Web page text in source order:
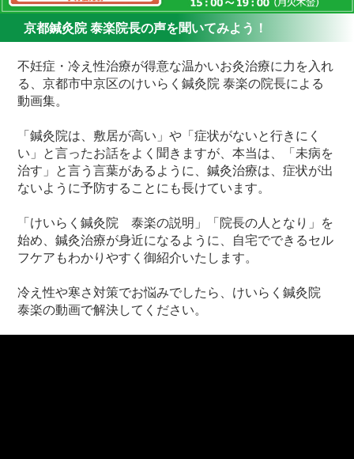
京都鍼灸院 泰楽院長の声を聞いてみよう！
不妊症・冷え性治療が得意な温かいお灸治療に力を入れ
る、京都市中京区のけいらく鍼灸院 泰楽の院長による
動画集。
「鍼灸院は、敷居が高い」や「症状がないと行きにく
い」と言ったお話をよく聞きますが、本当は、「未病を
治す」と言う言葉があるように、鍼灸治療は、症状が出
ないように予防することにも長けています。
「けいらく鍼灸院 泰楽の説明」「院長の人となり」を
始め、鍼灸治療が身近になるように、自宅でできるセル
フケアもわかりやすく御紹介いたします。
冷え性や寒さ対策でお悩みでしたら、けいらく鍼灸院
泰楽の動画で解決してください。